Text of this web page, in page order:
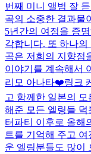
번째 미니 앨범 잘
곡의 소중한 결과물
5년간의 여정을 증
각합니다. 또 하나
곡은 저희의 지향점
이야기를 계속해서
리모 아나타❤️링크
고 함께한 일본의
해준 모든 엘링들 덕
터파티 이후로 올해
트를 기억해 주고
운 엘링분들도 많이